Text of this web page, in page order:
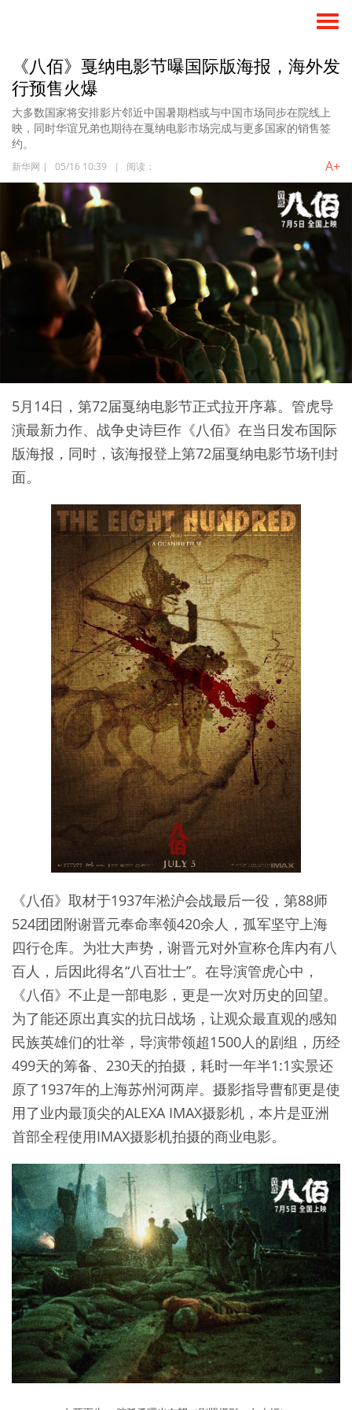
《八佰》戛纳电影节曝国际版海报，海外发
行预售火爆
大多数国家将安排影片邻近中国暑期档或与中国市场同步在院线上
映，同时华谊兄弟也期待在戛纳电影市场完成与更多国家的销售签
约。
新华网 | 05/16 10:39 | 阅读： A+
5月14日，第72届戛纳电影节正式拉开序幕。管虎导
演最新力作、战争史诗巨作《八佰》在当日发布国际
版海报，同时，该海报登上第72届戛纳电影节场刊封
面。
《八佰》取材于1937年淞沪会战最后一役，第88师
524团团附谢晋元奉命率领420余人，孤军坚守上海
四行仓库。为壮大声势，谢晋元对外宣称仓库内有八
百人，后因此得名“八百壮士”。在导演管虎心中，
《八佰》不止是一部电影，更是一次对历史的回望。
为了能还原出真实的抗日战场，让观众最直观的感知
民族英雄们的壮举，导演带领超1500人的剧组，历经
499天的筹备、230天的拍摄，耗时一年半1:1实景还
原了1937年的上海苏州河两岸。摄影指导曹郁更是使
用了业内最顶尖的ALEXA IMAX摄影机，本片是亚洲
首部全程使用IMAX摄影机拍摄的商业电影。